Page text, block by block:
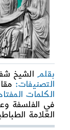
بقلم الشيخ
التصنيفات:
الكلمات
في الفلسفة
العلامة